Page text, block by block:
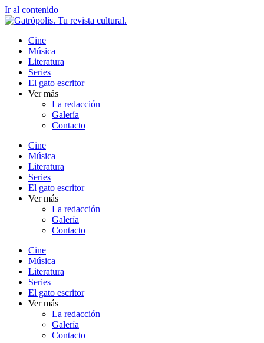
Ir al contenido
Cine
Música
Literatura
Series
El gato escritor
Ver más
La redacción
Galería
Contacto
Cine
Música
Literatura
Series
El gato escritor
Ver más
La redacción
Galería
Contacto
Cine
Música
Literatura
Series
El gato escritor
Ver más
La redacción
Galería
Contacto